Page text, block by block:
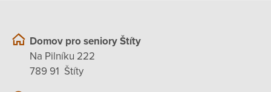
Domov pro seniory Štíty
Na Pilníku 222
789 91 Štíty